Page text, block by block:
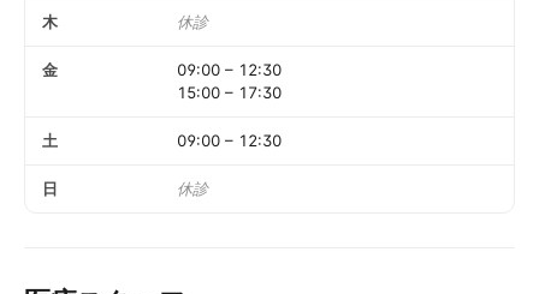
木 休診
金 09:00 – 12:30
15:00 – 17:30
土 09:00 – 12:30
日 休診